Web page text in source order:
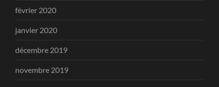
février 2020
janvier 2020
décembre 2019
novembre 2019